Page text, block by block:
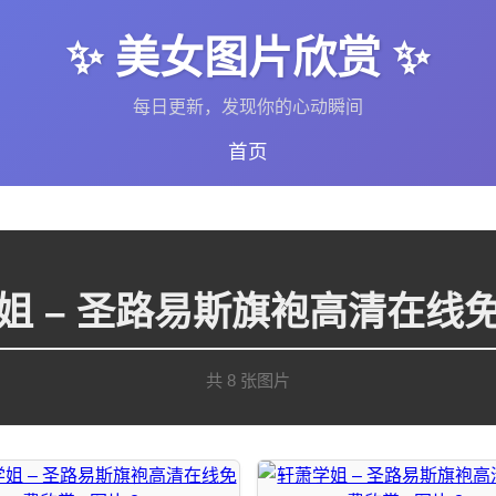
✨ 美女图片欣赏 ✨
每日更新，发现你的心动瞬间
首页
– 圣路易斯旗袍高清在线
共 8 张图片